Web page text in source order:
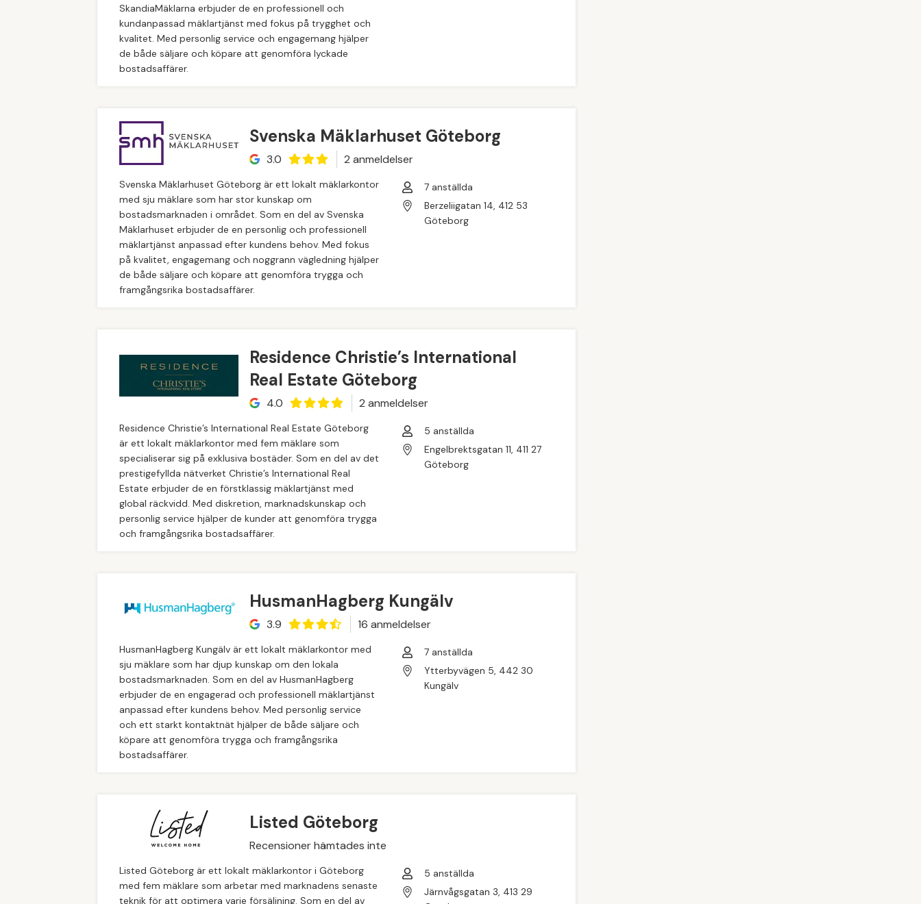
SkandiaMäklarna erbjuder de en professionell och
kundanpassad mäklartjänst med fokus på trygghet och
kvalitet. Med personlig service och engagemang hjälper
de både säljare och köpare att genomföra lyckade
bostadsaffärer.
Svenska Mäklarhuset Göteborg
3.0 2 anmeldelser
Svenska Mäklarhuset Göteborg är ett lokalt mäklarkontor
med sju mäklare som har stor kunskap om
bostadsmarknaden i området. Som en del av Svenska
Mäklarhuset erbjuder de en personlig och professionell
mäklartjänst anpassad efter kundens behov. Med fokus
på kvalitet, engagemang och noggrann vägledning hjälper
de både säljare och köpare att genomföra trygga och
framgångsrika bostadsaffärer.
7 anställda
Berzeliigatan 14, 412 53
Göteborg
Residence Christie’s International
Real Estate Göteborg
4.0 2 anmeldelser
Residence Christie’s International Real Estate Göteborg
är ett lokalt mäklarkontor med fem mäklare som
specialiserar sig på exklusiva bostäder. Som en del av det
prestigefyllda nätverket Christie’s International Real
Estate erbjuder de en förstklassig mäklartjänst med
global räckvidd. Med diskretion, marknadskunskap och
personlig service hjälper de kunder att genomföra trygga
och framgångsrika bostadsaffärer.
5 anställda
Engelbrektsgatan 11, 411 27
Göteborg
HusmanHagberg Kungälv
3.9 16 anmeldelser
HusmanHagberg Kungälv är ett lokalt mäklarkontor med
sju mäklare som har djup kunskap om den lokala
bostadsmarknaden. Som en del av HusmanHagberg
erbjuder de en engagerad och professionell mäklartjänst
anpassad efter kundens behov. Med personlig service
och ett starkt kontaktnät hjälper de både säljare och
köpare att genomföra trygga och framgångsrika
bostadsaffärer.
7 anställda
Ytterbyvägen 5, 442 30
Kungälv
Listed Göteborg
Recensioner hämtades inte
Listed Göteborg är ett lokalt mäklarkontor i Göteborg
med fem mäklare som arbetar med marknadens senaste
teknik för att optimera varje försäljning. Som en del av
5 anställda
Järnvågsgatan 3, 413 29